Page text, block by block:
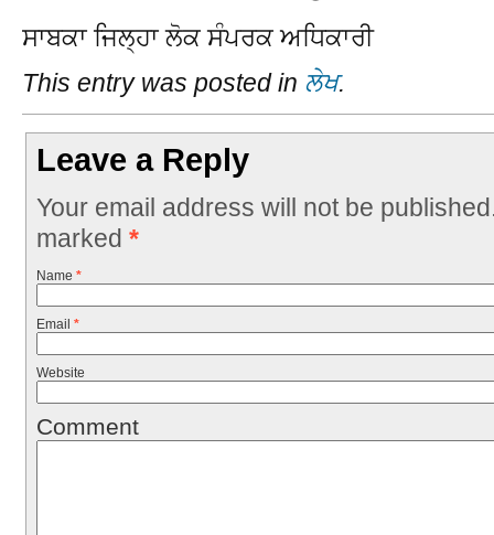
ਸਾਬਕਾ ਜਿਲ੍ਹਾ ਲੋਕ ਸੰਪਰਕ ਅਧਿਕਾਰੀ
This entry was posted in ਲੇਖ.
Leave a Reply
Your email address will not be
marked *
Name *
Email *
Website
Comment